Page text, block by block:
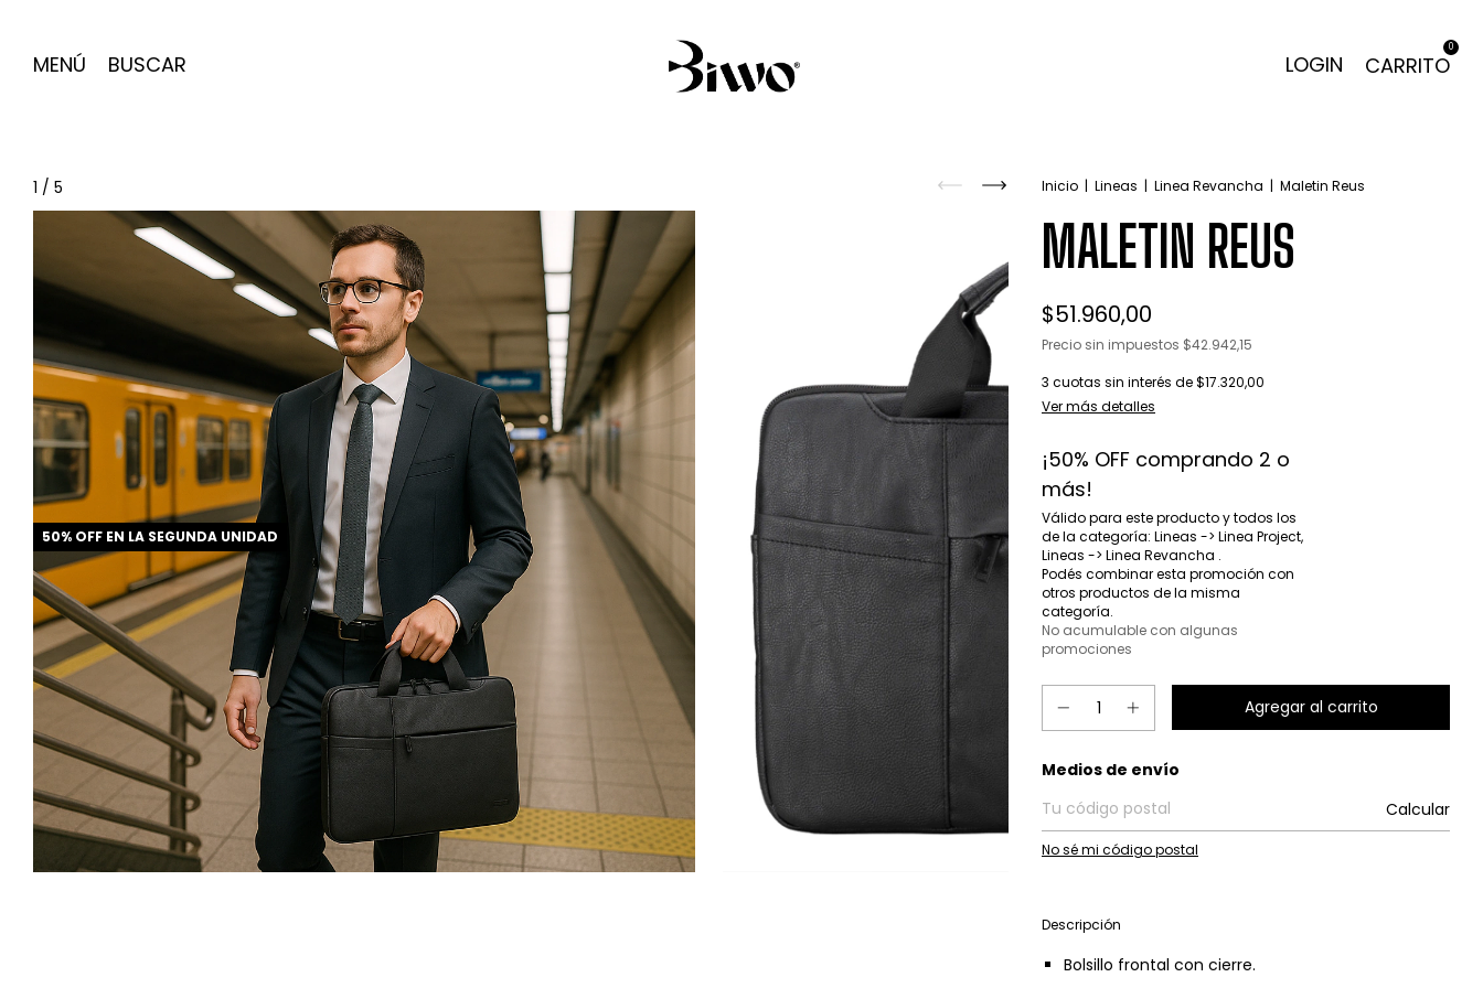
MENÚ BUSCAR LOGIN CARRITO
0
1 / 5
50% OFF EN LA SEGUNDA UNIDAD
Inicio | Lineas | Linea Revancha | Maletin Reus
MALETIN REUS
$51.960,00
Precio sin impuestos $42.942,15
3 cuotas sin interés de$17.320,00
Ver más detalles
¡50% OFF comprando 2 o
más!
Válido para este producto y todos los
de la categoría: Lineas -> Linea Project,
Lineas -> Linea Revancha .
Podés combinar esta promoción con
otros productos de la misma
categoría.
No acumulable con algunas
promociones
Entregas para el CP:
Medios de envío
Calcular
No sé mi código postal
Descripción
Bolsillo frontal con cierre.